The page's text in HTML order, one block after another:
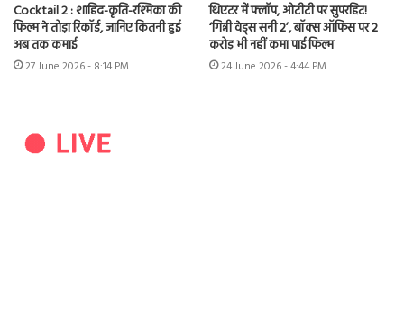
Cocktail 2 : शाहिद-कृति-रश्मिका की
फिल्म ने तोड़ा रिकॉर्ड, जानिए कितनी हुई
अब तक कमाई
27 June 2026 - 8:14 PM
थिएटर में फ्लॉप, ओटीटी पर सुपरहिट!
‘गिन्नी वेड्स सनी 2’, बॉक्स ऑफिस पर 2
करोड़ भी नहीं कमा पाई फिल्म
24 June 2026 - 4:44 PM